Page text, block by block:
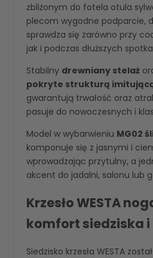
zbliżonym do fotela otula
plecom wygodne podparcie,
sprawdza się zarówno przy
jak i podczas dłuższych
Stabilny drewniany stelaż
pokryte strukturą
gwarantują trwałość oraz
pasuje do nowoczesnych i
Model w wybarwieniu MG02
komponuje się z jasnymi i
wprowadzając przytulny, a
akcent do jadalni, salonu lub
Krzesło WESTA
komfort siedziska
Siedzisko krzesła WESTA